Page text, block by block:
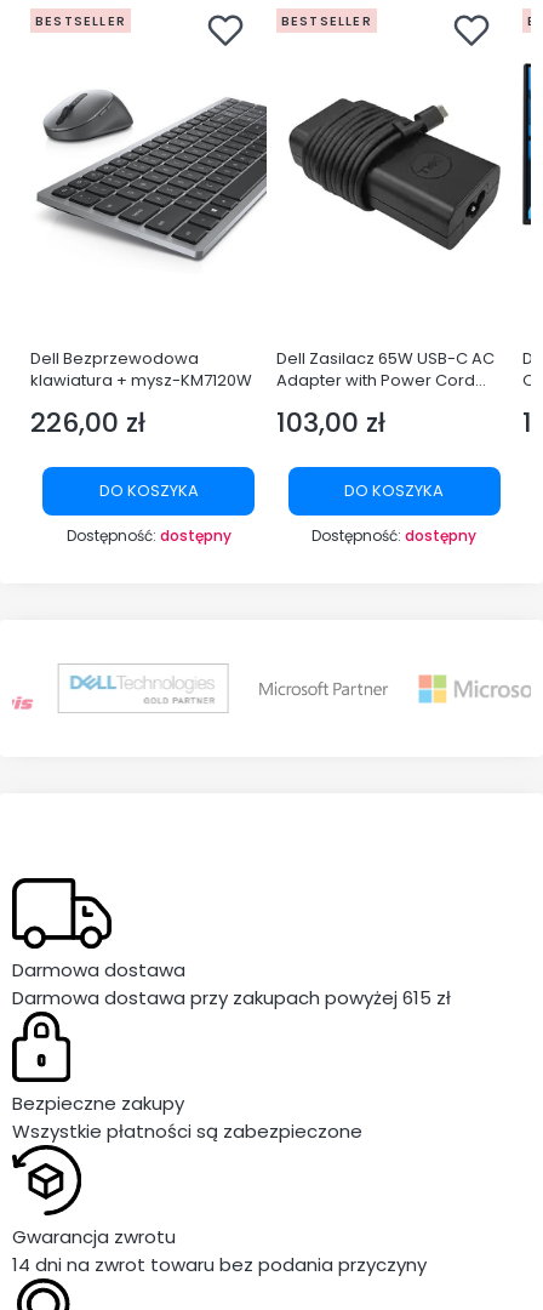
BESTSELLER
Dell Bezprzewodowa
klawiatura + mysz-KM7120W
Cena
226,00 zł
DO KOSZYKA
Dostępność: dostępny
BESTSELLER
Dell Zasilacz 65W USB-C AC
Adapter with Power Cord
Cena
103,00 zł
DO KOSZYKA
Dostępność:dostępny
Darmowa dostawa
Darmowa dostawa przy zakupach powyżej 615 zł
Bezpieczne zakupy
Wszystkie płatności są zabezpieczone
Gwarancja zwrotu
14 dni na zwrot towaru bez podania przyczyny